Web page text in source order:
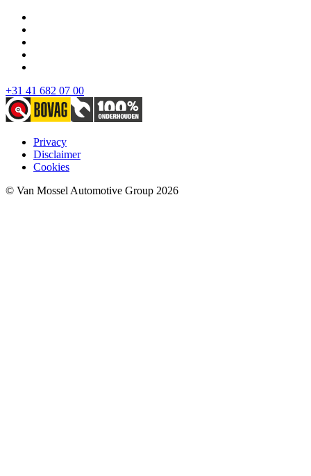
+31 41 682 07 00
Privacy
Disclaimer
Cookies
© Van Mossel Automotive Group 2026